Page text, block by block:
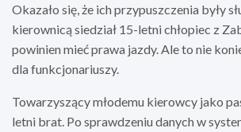
Okazało się, że ich przypuszczenia były
kierownicą siedział 15-letni chłopiec z
powinien mieć prawa jazdy. Ale to nie
dla funkcjonariuszy.
Towarzyszący młodemu kierowcy jako
letni brat. Po sprawdzeniu danych w